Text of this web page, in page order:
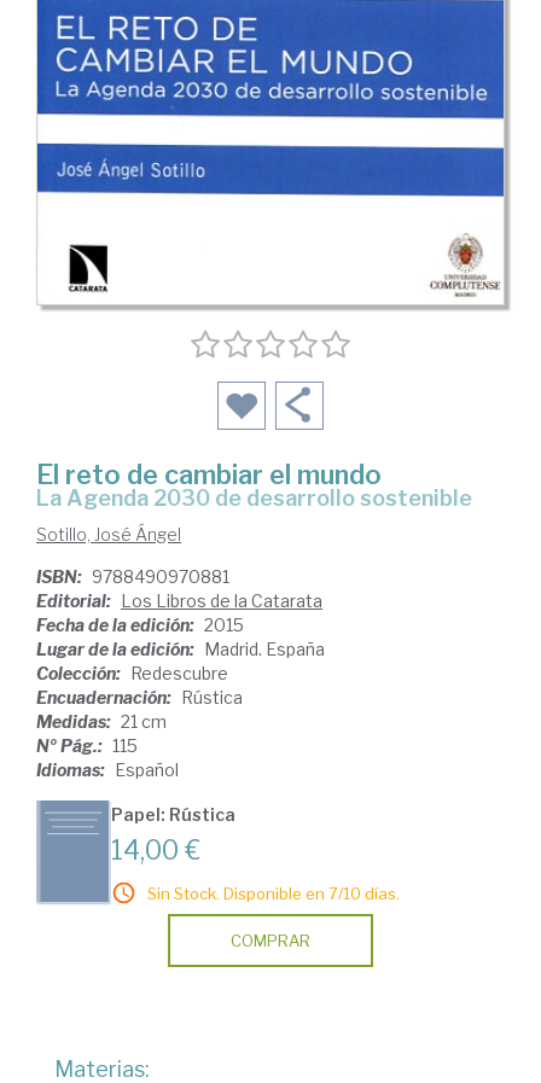
El reto de cambiar el mundo
la Agenda 2030 de desarrollo sostenible
Sotillo, José Ángel
ISBN: 9788490970881
Editorial: Los Libros de la Catarata
Fecha de la edición: 2015
Lugar de la edición: Madrid. España
Colección: Redescubre
Encuadernación: Rústica
Medidas: 21 cm
Nº Pág.: 115
Idiomas: Español
Papel: Rústica
14,00 €
Sin Stock. Disponible en 7/10 días.
COMPRAR
Materias: